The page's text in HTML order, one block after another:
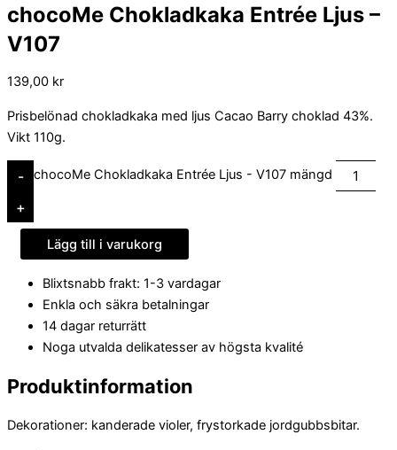
chocoMe Chokladkaka Entrée Ljus –
V107
139,00 kr
Prisbelönad chokladkaka med ljus Cacao Barry choklad 43%.
Vikt 110g.
- chocoMe Chokladkaka Entrée Ljus - V107 mängd
+
Lägg till i varukorg
Blixtsnabb frakt: 1-3 vardagar
Enkla och säkra betalningar
14 dagar returrätt
Noga utvalda delikatesser av högsta kvalité
Produktinformation
Dekorationer: kanderade violer, frystorkade jordgubbsbitar.